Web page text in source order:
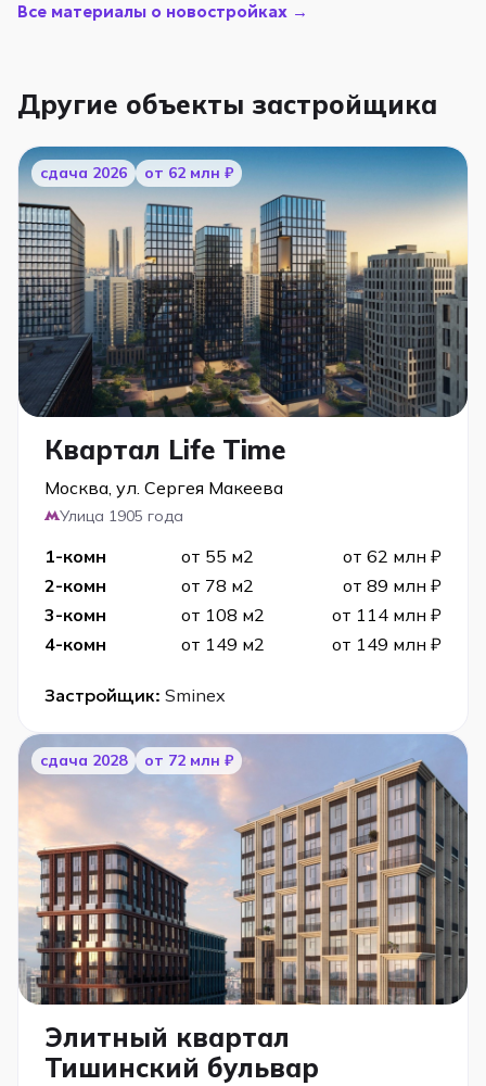
Все материалы о новостройках →
Другие объекты застройщика
cдача 2026 от 62 млн ₽
Квартал Life Time
Москва, ул. Сергея Макеева
Улица 1905 года
1-комн от 55 м2
от 62 млн ₽
2-комн
от 78 м2
от 89 млн ₽
3-комн
от 108 м2
от 114 млн ₽
4-комн
от 149 м2 от 149 млн ₽
Застройщик: Sminex
cдача 2028 от 72 млн ₽
Элитный квартал
Тишинский бульвар